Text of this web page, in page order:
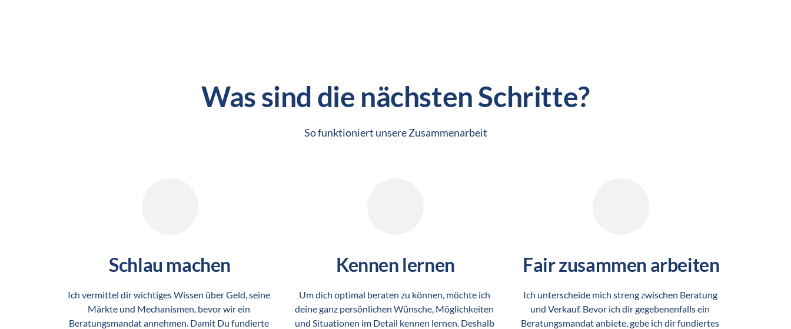
Was sind die nächsten Schritte?
So funktioniert unsere Zusammenarbeit
Schlau machen
Ich vermittel dir wichtiges Wissen über Geld, seine
Märkte und Mechanismen, bevor wir ein
Beratungsmandat annehmen. Damit Du fundierte
Kennen lernen
Um dich optimal beraten zu können, möchte ich
deine ganz persönlichen Wünsche, Möglichkeiten
und Situationen im Detail kennen lernen. Deshalb
Fair zusammen arbeiten
Ich unterscheide mich streng zwischen Beratung
und Verkauf. Bevor ich dir gegebenenfalls ein
Beratungsmandat anbiete, gebe ich dir fundiertes